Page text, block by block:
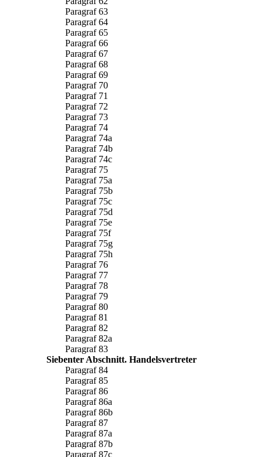
Paragraf 63
Paragraf 64
Paragraf 65
Paragraf 66
Paragraf 67
Paragraf 68
Paragraf 69
Paragraf 70
Paragraf 71
Paragraf 72
Paragraf 73
Paragraf 74
Paragraf 74a
Paragraf 74b
Paragraf 74c
Paragraf 75
Paragraf 75a
Paragraf 75b
Paragraf 75c
Paragraf 75d
Paragraf 75e
Paragraf 75f
Paragraf 75g
Paragraf 75h
Paragraf 76
Paragraf 77
Paragraf 78
Paragraf 79
Paragraf 80
Paragraf 81
Paragraf 82
Paragraf 82a
Paragraf 83
Siebenter Abschnitt. Handelsvertreter
Paragraf 84
Paragraf 85
Paragraf 86
Paragraf 86a
Paragraf 86b
Paragraf 87
Paragraf 87a
Paragraf 87b
Paragraf 87c